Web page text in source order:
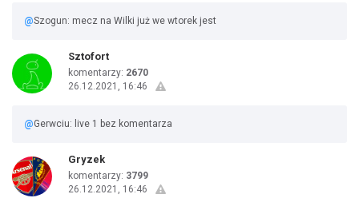
@Szogun: mecz na Wilki już we wtorek jest
Sztofort
komentarzy: 2670
26.12.2021, 16:46
@Gerwciu: live 1 bez komentarza
Gryzek
komentarzy: 3799
26.12.2021, 16:46